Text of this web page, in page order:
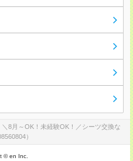
＼8月～OK！未経験OK！／シーツ交換な
）
© en Inc.